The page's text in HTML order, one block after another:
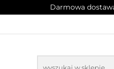
Darmowa
PROMOCJE NOWOŚCI